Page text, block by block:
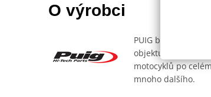
O výrobci
PUIG byl založen v
objektu, který se
motocyklů po
mnoho dalšího.